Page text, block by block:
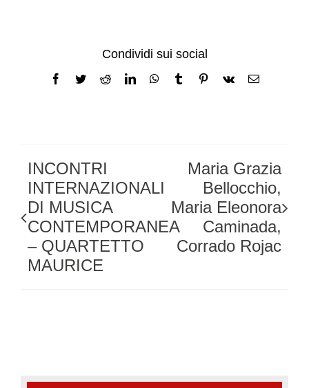
Condividi sui social
Facebook
TwitterRedditLinkedInWhatsApp
TumblrPinterest
Vk Email
INCONTRI
INTERNAZIONALI
DI MUSICA
CONTEMPORANEA
– QUARTETTO
MAURICE
Maria Grazia
Bellocchio,
Maria Eleonora
Caminada,
Corrado Rojac